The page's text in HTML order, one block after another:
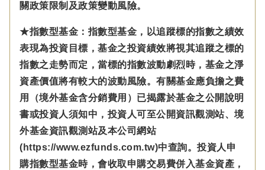
關政策限制及政策變動風險。
★指數型基金：指數型基金，以追蹤標的指數之績效
表現為投資目標，基金之投資績效將視其追蹤之標的
指數之走勢而定，當標的指數波動劇烈時，基金之淨
資產價值將有較大的波動風險。有關基金應負擔之費
用（境外基金含分銷費用）已揭露於基金之公開說明
書或投資人須知中，投資人可至公開資訊觀測站、境
外基金資訊觀測站及本公司網站
(https://www.ezfunds.com.tw)中查詢。投資人申
購指數型基金時，會收取申購交易費併入基金資產，